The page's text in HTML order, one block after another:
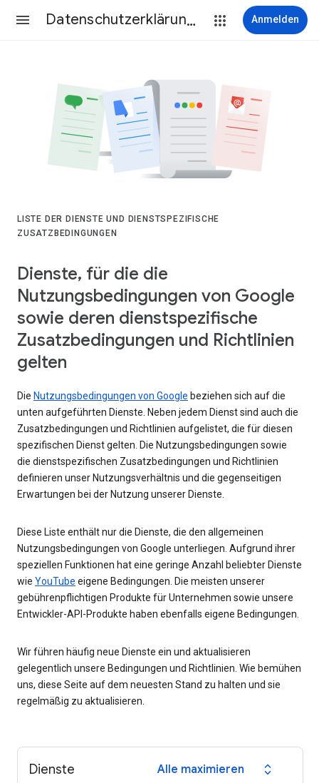
Datenschutzerklärung & Nutzungsbedingungen Anmelden
LISTE DER DIENSTE UND DIENSTSPEZIFISCHE
ZUSATZBEDINGUNGEN
Dienste, für die die
Nutzungsbedingungen von Google
sowie deren dienstspezifische
Zusatzbedingungen und Richtlinien
gelten
Die Nutzungsbedingungen von Google beziehen sich auf die
unten aufgeführten Dienste. Neben jedem Dienst sind auch die
Zusatzbedingungen und Richtlinien aufgelistet, die für diesen
spezifischen Dienst gelten. Die Nutzungsbedingungen sowie
die dienstspezifischen Zusatzbedingungen und Richtlinien
definieren unser Nutzungsverhältnis und die gegenseitigen
Erwartungen bei der Nutzung unserer Dienste.
Diese Liste enthält nur die Dienste, die den allgemeinen
Nutzungsbedingungen von Google unterliegen. Aufgrund ihrer
speziellen Funktionen hat eine geringe Anzahl beliebter Dienste
wie YouTube eigene Bedingungen. Die meisten unserer
gebührenpflichtigen Produkte für Unternehmen sowie unsere
Entwickler-API-Produkte haben ebenfalls eigene Bedingungen.
Wir führen häufig neue Dienste ein und aktualisieren
gelegentlich unsere Bedingungen und Richtlinien. Wie bemühen
uns, diese Seite auf dem neuesten Stand zu halten und sie
regelmäßig zu aktualisieren.
Dienste Alle maximieren expand_all